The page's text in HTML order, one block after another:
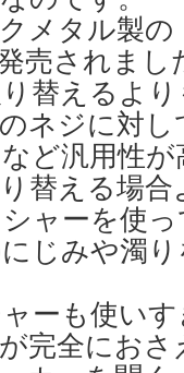
メタル製
発売されま
替えるよ
ネジに対
ど汎用性
替える場
ャーを使
じみや濁
ーも使い
完全にお